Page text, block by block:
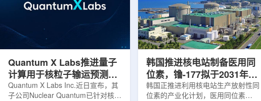
元化的供应链并缩短运输时间。此次
计划的首要目标是实现镥-177的商业
化生产，预计在2028年进行试生
产，并在2031年开始全面量产。之
后，韩国水力原子力还将扩大生产范
Halcyon系统软件5.0版本为基础，集
成高分辨率锥形束CT成像系统
HyperSight、六自由度患者定位台
Dynamic Couch，以及表面引导放
射治疗系统IDENTIFY。亚洲大学医
Quantum X Labs推进量子
计算用于核粒子输运预测模
拟
Quantum X Labs Inc.近日宣布，其
子公司Nuclear Quantum已针对核工
韩国推进核电站制备医用同
位素，镥-177拟于2031年商
业化生产
韩国正推进利用核电站生产放射性同
位素的产业化计划，医用同位素